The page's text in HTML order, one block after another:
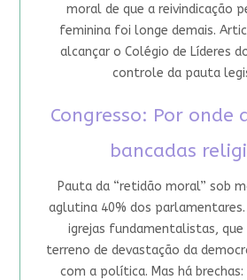
moral de que a reivindicação
feminina foi longe demais.
alcançar o Colégio de Líderes
controle da pauta
Congresso: Por onde
bancadas
Pauta da “retidão moral” sob
aglutina 40% dos
igrejas fundamentalistas, que
terreno de devastação da
com a política. Mas há